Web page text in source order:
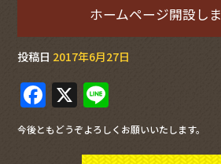
ホームページ開設しま
投稿日 2017年6月27日
F
a
c
X
n
e
今後ともどうぞよろしくお願いいたします。